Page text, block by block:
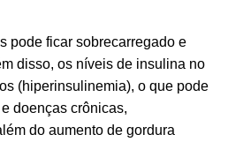
pode ficar sobrecarregado e
disso, os níveis de insulina no
(hiperinsulinemia), o que pode
doenças crônicas,
do aumento de gordura